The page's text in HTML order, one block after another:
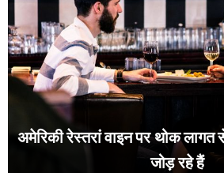
अमेरिकी रेस्तरां वाइन पर थोक लागत
जोड़ रहे हैं